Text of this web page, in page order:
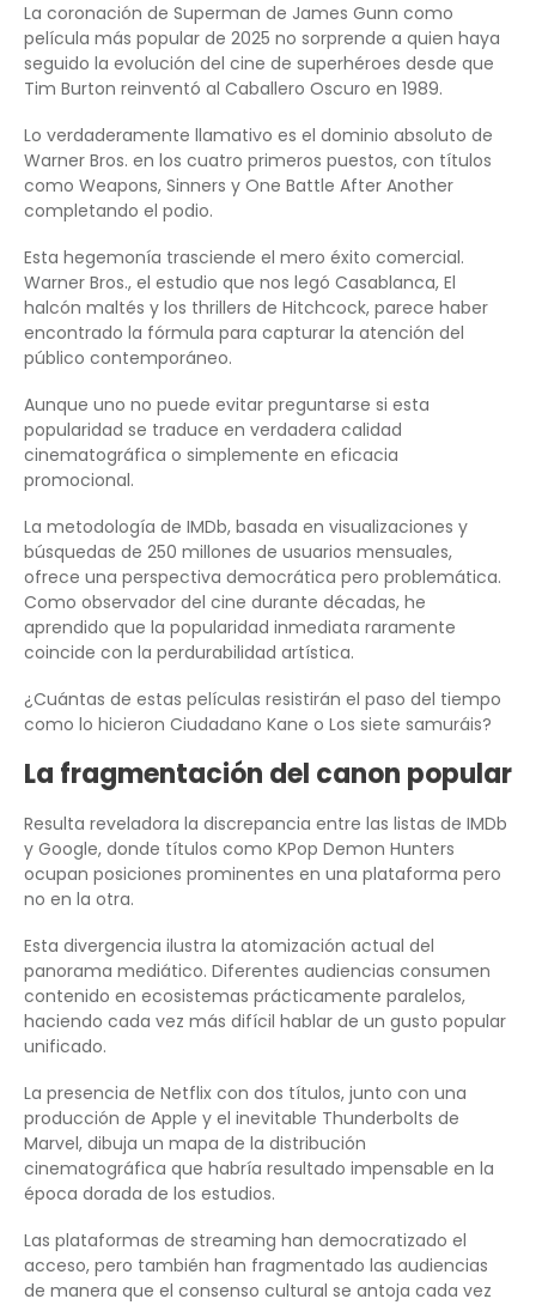
La coronación de Superman de James Gunn como
película más popular de 2025 no sorprende a quien haya
seguido la evolución del cine de superhéroes desde que
Tim Burton reinventó al Caballero Oscuro en 1989.
Lo verdaderamente llamativo es el dominio absoluto de
Warner Bros. en los cuatro primeros puestos, con títulos
como Weapons, Sinners y One Battle After Another
completando el podio.
Esta hegemonía trasciende el mero éxito comercial.
Warner Bros., el estudio que nos legó Casablanca, El
halcón maltés y los thrillers de Hitchcock, parece haber
encontrado la fórmula para capturar la atención del
público contemporáneo.
Aunque uno no puede evitar preguntarse si esta
popularidad se traduce en verdadera calidad
cinematográfica o simplemente en eficacia
promocional.
La metodología de IMDb, basada en visualizaciones y
búsquedas de 250 millones de usuarios mensuales,
ofrece una perspectiva democrática pero problemática.
Como observador del cine durante décadas, he
aprendido que la popularidad inmediata raramente
coincide con la perdurabilidad artística.
¿Cuántas de estas películas resistirán el paso del tiempo
como lo hicieron Ciudadano Kane o Los siete samuráis?
La fragmentación del canon popular
Resulta reveladora la discrepancia entre las listas de IMDb
y Google, donde títulos como KPop Demon Hunters
ocupan posiciones prominentes en una plataforma pero
no en la otra.
Esta divergencia ilustra la atomización actual del
panorama mediático. Diferentes audiencias consumen
contenido en ecosistemas prácticamente paralelos,
haciendo cada vez más difícil hablar de un gusto popular
unificado.
La presencia de Netflix con dos títulos, junto con una
producción de Apple y el inevitable Thunderbolts de
Marvel, dibuja un mapa de la distribución
cinematográfica que habría resultado impensable en la
época dorada de los estudios.
Las plataformas de streaming han democratizado el
acceso, pero también han fragmentado las audiencias
de manera que el consenso cultural se antoja cada vez